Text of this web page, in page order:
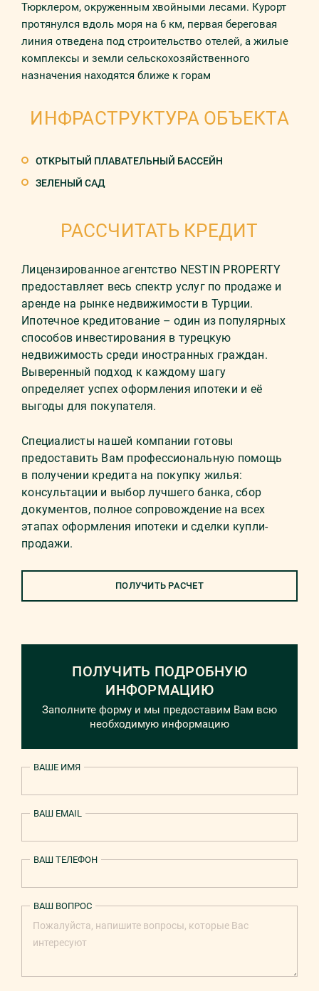
Тюрклером, окруженным хвойными лесами. Курорт
протянулся вдоль моря на 6 км, первая береговая
линия отведена под строительство отелей, а жилые
комплексы и земли сельскохозяйственного
назначения находятся ближе к горам
ИНФРАСТРУКТУРА ОБЪЕКТА
ОТКРЫТЫЙ ПЛАВАТЕЛЬНЫЙ БАССЕЙН
ЗЕЛЕНЫЙ САД
РАССЧИТАТЬ КРЕДИТ
Лицензированное агентство NESTIN PROPERTY
предоставляет весь спектр услуг по продаже и
аренде на рынке недвижимости в Турции.
Ипотечное кредитование – один из популярных
способов инвестирования в турецкую
недвижимость среди иностранных граждан.
Выверенный подход к каждому шагу
определяет успех оформления ипотеки и её
выгоды для покупателя.
Специалисты нашей компании готовы
предоставить Вам профессиональную помощь
в получении кредита на покупку жилья:
консультации и выбор лучшего банка, сбор
документов, полное сопровождение на всех
этапах оформления ипотеки и сделки купли-
продажи.
ПОЛУЧИТЬ РАСЧЕТ
ПОЛУЧИТЬ ПОДРОБНУЮ
ИНФОРМАЦИЮ
Заполните форму и мы предоставим Вам всю
необходимую информацию
ВАШЕ ИМЯ
ВАШ EMAIL
ВАШ ТЕЛЕФОН
ВАШ ВОПРОС